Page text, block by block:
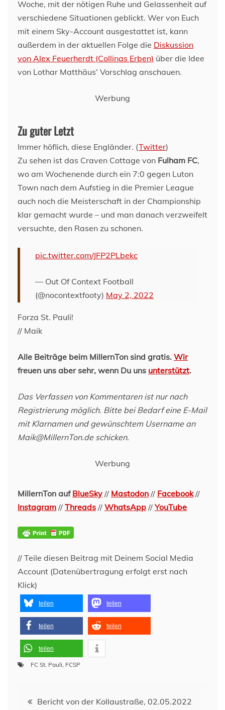
Woche, mit der nötigen Ruhe und Gelassenheit auf
verschiedene Situationen geblickt. Wer von Euch
mit einem Sky-Account ausgestattet ist, kann
außerdem in der aktuellen Folge die Diskussion
von Alex Feuerherdt (Collinas Erben) über die Idee
von Lothar Matthäus‘ Vorschlag anschauen.
Werbung
Zu guter Letzt
Immer höflich, diese Engländer. (Twitter)
Zu sehen ist das Craven Cottage von Fulham FC,
wo am Wochenende durch ein 7:0 gegen Luton
Town nach dem Aufstieg in die Premier League
auch noch die Meisterschaft in der Championship
klar gemacht wurde – und man danach verzweifelt
versuchte, den Rasen zu schonen.
pic.twitter.com/JFP2PLbekc
— Out Of Context Football
(@nocontextfooty) May 2, 2022
Forza St. Pauli!
// Maik
Alle Beiträge beim MillernTon sind gratis. Wir
freuen uns aber sehr, wenn Du uns unterstützt.
Das Verfassen von Kommentaren ist nur nach
Registrierung möglich. Bitte bei Bedarf eine E-Mail
mit Klarnamen und gewünschtem Username an
Maik@MillernTon.de schicken.
Werbung
MillernTon auf BlueSky // Mastodon // Facebook//
Instagram // Threads // WhatsApp //YouTube
// Teile diesen Beitrag mit Deinem Social Media
Account (Datenübertragung erfolgt erst nach
Klick)
teilen teilen
teilen teilen
teilen
FC St. Pauli, FCSP
Beitragsnavigation
Bericht von der Kollaustraße, 02.05.2022